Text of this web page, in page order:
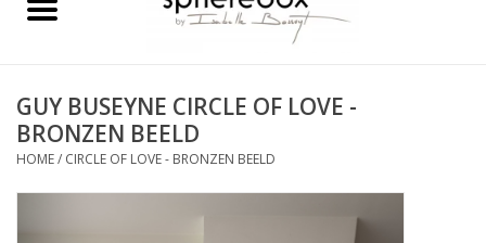
Home
MEUBELEN
GUY BUSEYNE CIRCLE OF LOVE -
BRONZEN BEELD
HOME/ CIRCLE OF LOVE - BRONZEN BEELD